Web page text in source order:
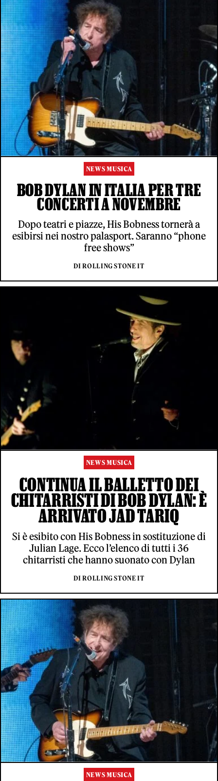
NEWS MUSICA
BOB DYLAN IN ITALIA PER TRE
CONCERTI A NOVEMBRE
Dopo teatri e piazze, His Bobness tornerà a
esibirsi nei nostro palasport. Saranno “phone
free shows”
DI ROLLING STONE IT
NEWS MUSICA
CONTINUA IL BALLETTO DEI
CHITARRISTI DI BOB DYLAN: È
ARRIVATO JAD TARIQ
Si è esibito con His Bobness in sostituzione di
Julian Lage. Ecco l’elenco di tutti i 36
chitarristi che hanno suonato con Dylan
DI ROLLING STONE IT
NEWS MUSICA